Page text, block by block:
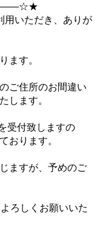
用いただき、ありが
ます。
ご住所のお間違い
します。
受付致しますの
おります。
ますが、予めのご
ろしくお願いいた